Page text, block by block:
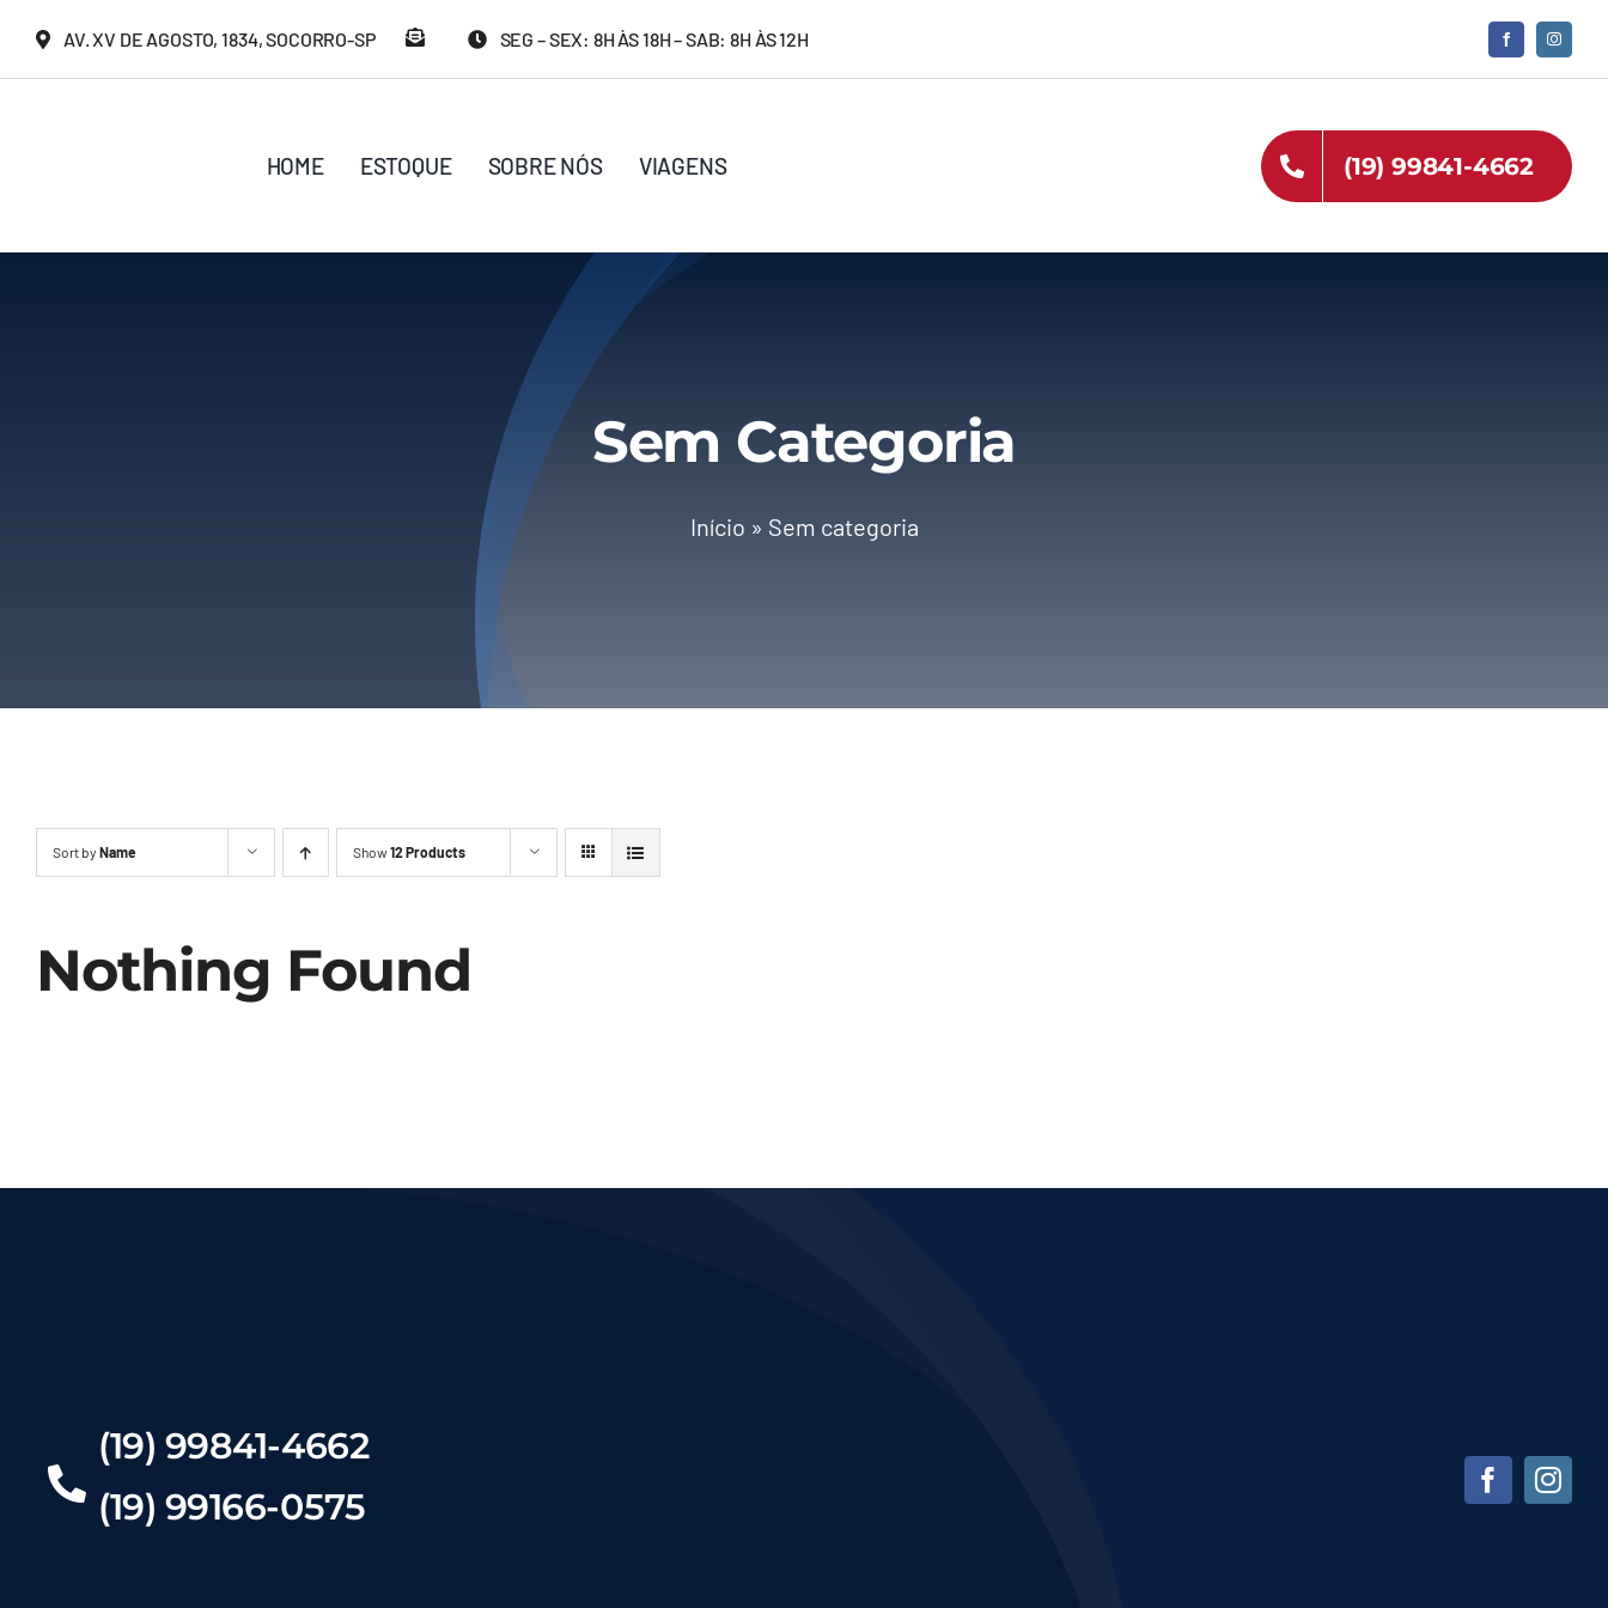
para
AV. XV DE AGOSTO, 1834, SOCORRO-SP SEG – SEX: 8H ÀS 18H – SAB: 8H ÀS 12H
HOME ESTOQUE SOBRE NÓS VIAGENS (19) 99841-4662
Sem Categoria
Início » Sem categoria
Sort by Name Show12 Products
Nothing Found
(19) 99841-4662
(19) 99166-0575